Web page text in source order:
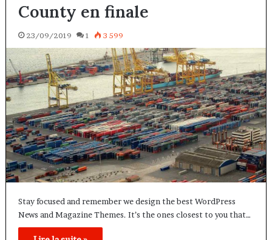
County en finale
23/09/2019 1 3 599
Stay focused and remember we design the best WordPress
News and Magazine Themes. It’s the ones closest to you that…